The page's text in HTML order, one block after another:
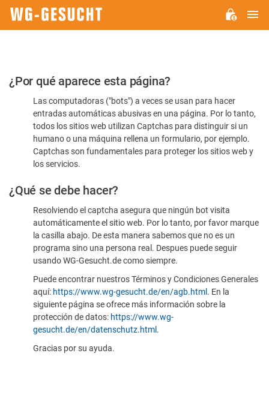
Por
favor,
confirme
humano
¿Por qué aparece esta página?
Las computadoras ("bots") a veces se usan para hacer
entradas automáticas abusivas en una página. Por lo tanto,
todos los sitios web utilizan Captchas para distinguir si un
humano o una máquina rellena un formulario, por ejemplo.
Captchas son fundamentales para proteger los sitios web y
los servicios.
¿Qué se debe hacer?
Resolviendo el captcha asegura que ningún bot visita
automáticamente el sitio web. Por lo tanto, por favor marque
la casilla abajo. De esta manera sabemos que no es un
programa sino una persona real. Despues puede seguir
usando WG-Gesucht.de como siempre.
Puede encontrar nuestros Términos y Condiciones Generales
aquí: https://www.wg-gesucht.de/en/agb.html . En la
siguiente página se ofrece más información sobre la
protección de datos: https://www.wg-
gesucht.de/en/datenschutz.html .
Gracias por su ayuda.